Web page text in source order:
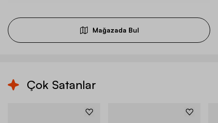
Mağazada Bul
Çok Satanlar